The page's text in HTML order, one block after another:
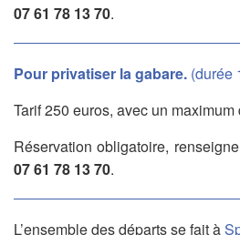
07 61 78 13 70.
Pour privatiser la gabare. (durée
Tarif 250 euros, avec un
Réservation obligatoire,
07 61 78 13 70.
L’ensemble des départs se fait à